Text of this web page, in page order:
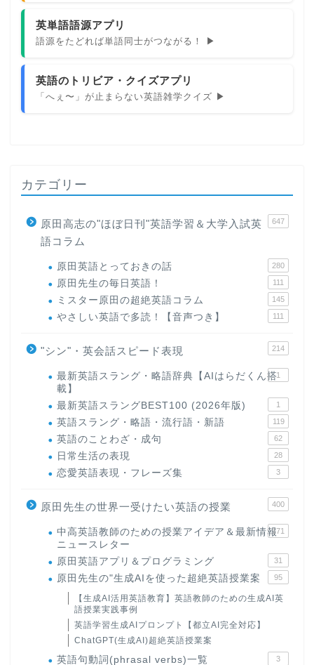
英単語語源アプリ
語源をたどれば単語同士がつながる！ ▶
英語のトリビア・クイズアプリ
「へぇ〜」が止まらない英語雑学クイズ ▶
カテゴリー
原田高志の"ほぼ日刊"英語学習＆大学入試英
語コラム
647
原田英語とっておきの話 280
原田先生の毎日英語！ 111
ミスター原田の超絶英語コラム 145
やさしい英語で多読！【音声つき】 111
"シン"・英会話スピード表現 214
最新英語スラング・略語辞典【AIはらだくん搭
載】
1
最新英語スラングBEST100 (2026年版) 1
英語スラング・略語・流行語・新語 119
英語のことわざ・成句 62
日常生活の表現 28
恋愛英語表現・フレーズ集 3
原田先生の世界一受けたい英語の授業 400
中高英語教師のための授業アイデア＆最新情報
ニュースレター
171
原田英語アプリ＆プログラミング 31
原田先生の"生成AIを使った超絶英語授業案 95
【生成AI活用英語教育】英語教師のための生成AI英
語授業実践事例
英語学習生成AIプロンプト【都立AI完全対応】
ChatGPT(生成AI)超絶英語授業案
英語句動詞(phrasal verbs)一覧 3